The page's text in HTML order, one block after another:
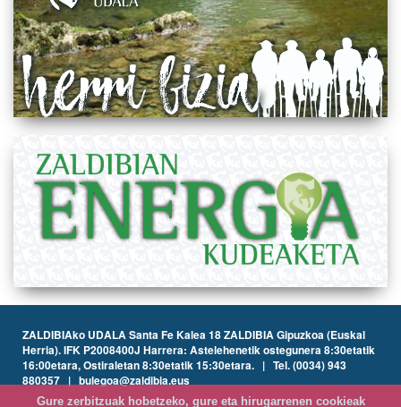
ZALDIBIAko UDALA Santa Fe Kalea 18 ZALDIBIA Gipuzkoa (Euskal
Herria). IFK P2008400J Harrera: Astelehenetik ostegunera 8:30etatik
16:00etara, Ostiraletan 8:30etatik 15:30etara. | Tel. (0034) 943
880357 | bulegoa@zaldibia.eus
Gure zerbitzuak hobetzeko, gure eta hirugarrenen cookieak